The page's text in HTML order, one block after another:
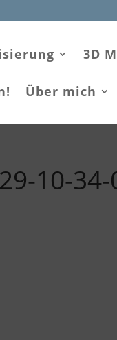
3D
Über mich
10-34-